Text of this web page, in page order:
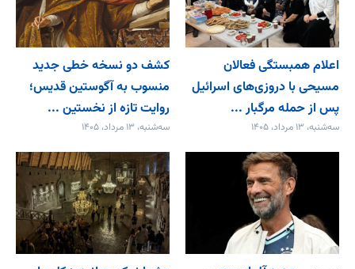
اعلام همبستگی فعالان
مسیحی با دروزی‌های اسرائیل
پس از حمله مرگبار ...
سه‌شنبه، ۱۳ مرداد، ۱۴۰۵
کشف دو نسخه خطی جدید
منسوب به آگوستین قدیس؛
روایت تازه از نخستین ...
سه‌شنبه، ۱۳ مرداد، ۱۴۰۵